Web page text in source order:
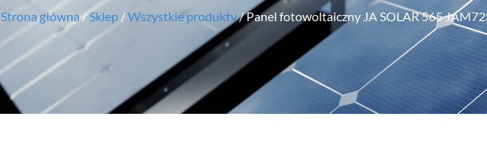
Strona główna/Sklep/Wszystkie produkty/ Panel fotowoltaiczny JA SOLAR 565